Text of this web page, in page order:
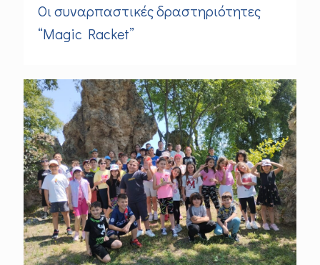
Οι συναρπαστικές δραστηριότητες
“Magic Racket”